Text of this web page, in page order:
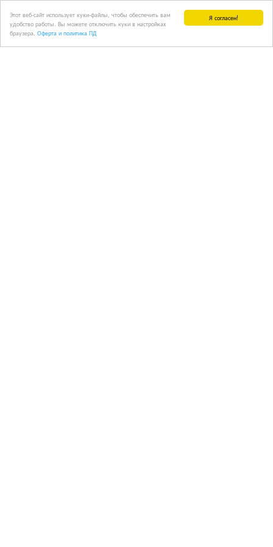
Я согласен!
Этот веб-сайт использует куки-файлы, чтобы обеспечить вам
удобство работы. Вы можете отключить куки в настройках
браузера. Оферта и политика ПД